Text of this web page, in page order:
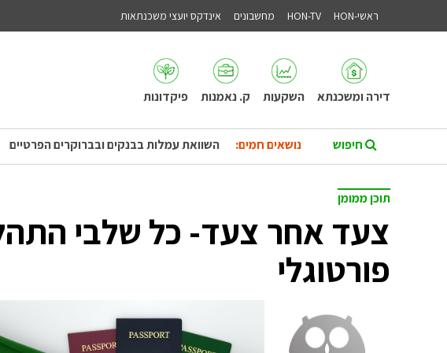
ראשי-HON HON-TV מחשבונים אינדקס יועצי משכנתאות
דירה ומשכנתא השקעות ק. נאמנות פיקדונות
נושאים חמים: השוואת עמלות בבנקים ובברוקרים הפרטיים
תוכן ממומן
צעד אחר צעד- כל שלבי
פורטוגלי